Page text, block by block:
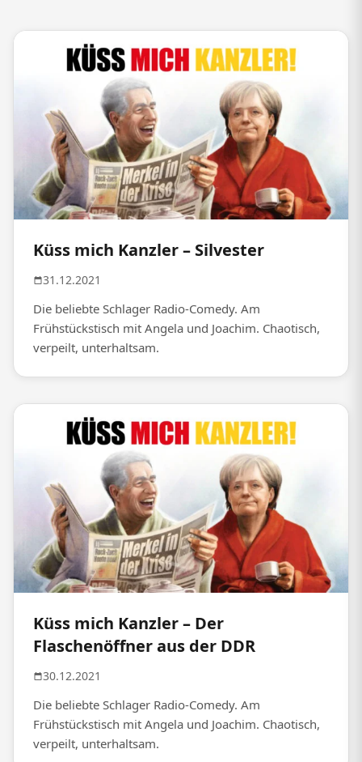
Küss mich Kanzler – Silvester
31.12.2021
Die beliebte Schlager Radio-Comedy. Am
Frühstückstisch mit Angela und Joachim. Chaotisch,
verpeilt, unterhaltsam.
Küss mich Kanzler – Der
Flaschenöffner aus der DDR
30.12.2021
Die beliebte Schlager Radio-Comedy. Am
Frühstückstisch mit Angela und Joachim. Chaotisch,
verpeilt, unterhaltsam.